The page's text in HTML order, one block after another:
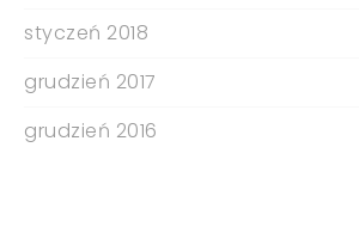
styczeń 2018
grudzień 2017
grudzień 2016